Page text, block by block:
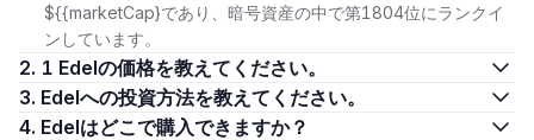
${{marketCap}であり、暗号資産の中で第1804位にランクイ
ンしています。
2. 1 Edelの価格を教えてください。
3. Edelへの投資方法を教えてください。
4. Edelはどこで購入できますか？